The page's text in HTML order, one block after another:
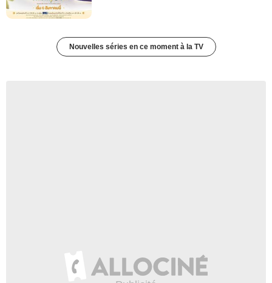
Nouvelles séries en ce moment à la TV